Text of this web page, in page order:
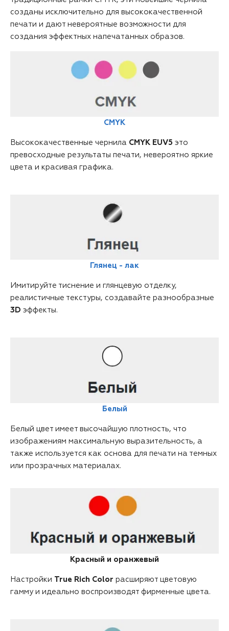
созданы исключительно для высококачественной
печати и дают невероятные возможности для
создания эффектных напечатанных образов.
CMYK
Высококачественные чернила CMYK EUV5 это
превосходные результаты печати, невероятно яркие
цвета и красивая графика.
Глянец - лак
Имитируйте тиснение и глянцевую отделку,
реалистичные текстуры, создавайте разнообразные
3D эффекты.
Белый
Белый цвет имеет высочайшую плотность, что
изображениям максимальную выразительность, а
также используется как основа для печати на темных
или прозрачных материалах.
Красный и оранжевый
Настройки True Rich Color расширяют цветовую
гамму и идеально воспроизводят фирменные цвета.